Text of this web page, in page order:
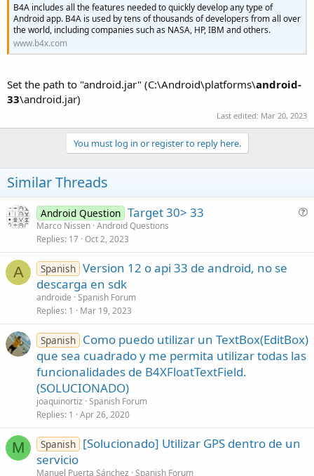
B4A includes all the features needed to quickly develop any type of
Android app. B4A is used by tens of thousands of developers from all over
the world, including companies such as NASA, HP, IBM and others.
www.b4x.com
Set the path to "android.jar" (C:\Android\platforms\android-
33\android.jar)
Last edited: Mar 20, 2023
You must log in or register to reply here.
Similar Threads
Android Question Target 30> 33
Marco Nissen Android Questions
Replies 17 Oct 2, 2023
A Spanish Version 12 o api 33 de android, no se
descarga en sdk
androide Spanish Forum
Replies 1 Mar 19, 2023
Spanish Como puedo utilizar un TextBox(EditBox)
que sea cuadrado y me permita utilizar todas las
funcionalidades de B4XFloatTextField.
(SOLUCIONADO)
joaquinortiz Spanish Forum
Replies 1 Apr 26, 2020
M Spanish [Solucionado] Utilizar GPS dentro de un
servicio
Manuel Puerta Sánchez Spanish Forum